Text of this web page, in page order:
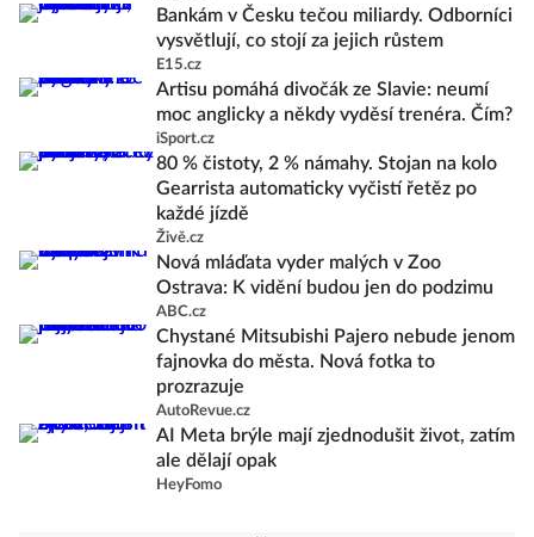
Bankám v Česku tečou miliardy. Odborníci
vysvětlují, co stojí za jejich růstem
E15.cz
Artisu pomáhá divočák ze Slavie: neumí
moc anglicky a někdy vyděsí trenéra. Čím?
iSport.cz
80 % čistoty, 2 % námahy. Stojan na kolo
Gearrista automaticky vyčistí řetěz po
každé jízdě
Živě.cz
Nová mláďata vyder malých v Zoo
Ostrava: K vidění budou jen do podzimu
ABC.cz
Chystané Mitsubishi Pajero nebude jenom
fajnovka do města. Nová fotka to
prozrazuje
AutoRevue.cz
AI Meta brýle mají zjednodušit život, zatím
ale dělají opak
HeyFomo